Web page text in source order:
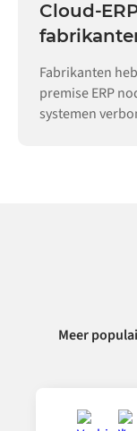
Cloud-
Fabrikanten
premise ERP
systemen
Meer